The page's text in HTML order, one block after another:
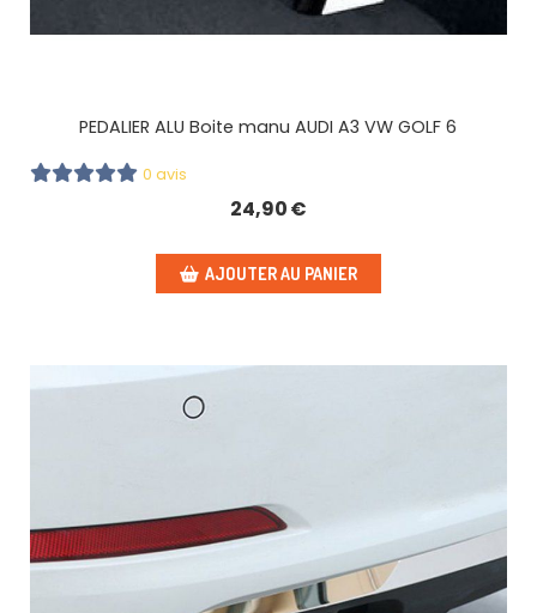
PEDALIER ALU Boite manu AUDI A3 VW GOLF 6
0 avis
24,90€
AJOUTER AU PANIER